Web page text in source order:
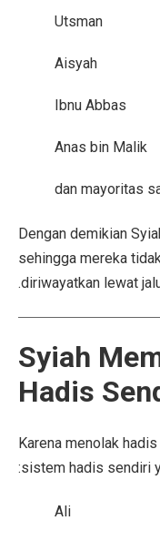
Utsman
Aisyah
Ibnu Abbas
Anas bin Malik
dan mayoritas
Dengan demikian
sehingga mereka
diriwayatkan lewat
2. Syiah
Hadis
Karena menolak
sistem hadis sendiri
Ali